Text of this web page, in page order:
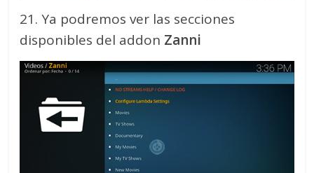
21. Ya podremos ver las secciones
disponibles del addon Zanni